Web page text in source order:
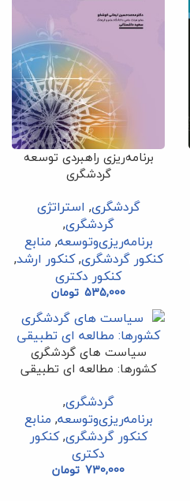
برنامه‌ریزی راهبردی توسعه
گردشگری
گردشگری, استراتژی
گردشگری,
برنامه‌ریزی‌وتوسعه, منابع
کنکور گردشگری,کنکور ارشد,
کنکور دکتری
535,000 تومان
سیاست های گردشگری
کشورها: مطالعه ای تطبیقی
گردشگری,
برنامه‌ریزی‌وتوسعه, منابع
کنکور گردشگری,کنکور
دکتری
730,000 تومان